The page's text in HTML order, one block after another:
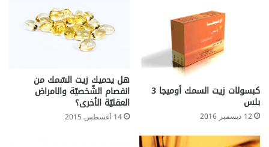
كبسولات زيت السمك أوميجا 3
بلس
12 ديسمبر 2016
هل يحميك زيت السّمك من
انفصام الشّخصيّة والامراض
العقليّة الأخرى؟
14 أغسطس 2015